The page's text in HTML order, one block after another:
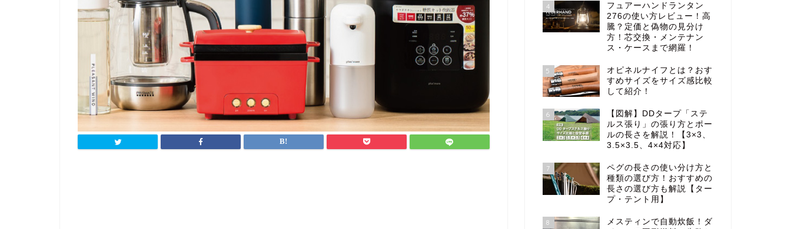
4
フュアーハンドランタン
276の使い方レビュー！高
騰？定価と偽物の見分け
方！芯交換・メンテナン
ス・ケースまで網羅！
5
オピネルナイフとは？おす
すめサイズをサイズ感比較
して紹介！
6
【図解】DDタープ「ステ
ルス張り」の張り方とポー
ルの長さを解説！【3×3、
3.5×3.5、4×4対応】
7
ペグの長さの使い分け方と
種類の選び方！おすすめの
長さの選び方も解説【ター
プ・テント用】
8
メスティンで自動炊飯！ダ